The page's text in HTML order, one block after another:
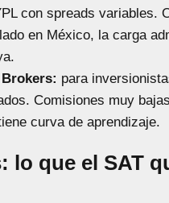
con spreads variables.
en México, la carga
para
Comisiones muy
curva de aprendizaje.
lo que el SAT